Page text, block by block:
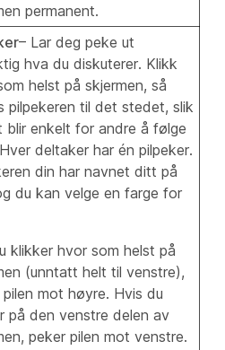
permanent.
– Lar deg peke ut
hva du diskuterer. Klikk
helst på skjermen, så
pilpekeren til det stedet, slik
blir enkelt for andre å følge
deltaker har én pilpeker.
din har navnet ditt på
du kan velge en farge for
klikker hvor som helst på
(unntatt helt til venstre),
mot høyre. Hvis du
på den venstre delen av
peker pilen mot venstre.